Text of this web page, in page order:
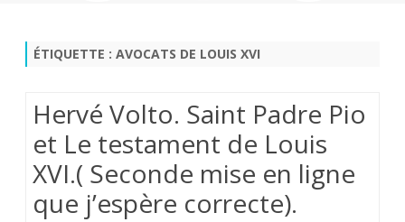
ÉTIQUETTE : AVOCATS DE LOUIS XVI
Hervé Volto. Saint Padre Pio
et Le testament de Louis
XVI.( Seconde mise en ligne
que j’espère correcte).